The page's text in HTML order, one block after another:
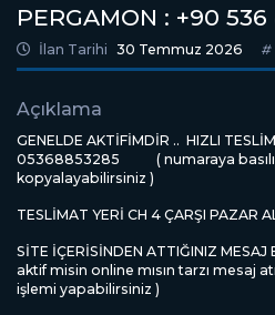
PERGAMON : +90
İlan Tarihi 30 Temmuz 2026
Açıklama
GENELDE AKTİFİMDİR .. HIZLI
05368853285 ( numaraya basılı
kopyalayabilirsiniz )
TESLİMAT YERİ CH 4 ÇARŞI PAZAR
SİTE İÇERİSİNDEN ATTIĞINIZ MESAJ
aktif misin online mısın tarzı mesaj
işlemi yapabilirsiniz )